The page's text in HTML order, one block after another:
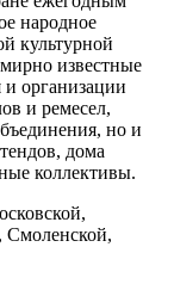
народное
культурной
известные
и организации
и ремесел,
но и
дома
коллективы.
Смоленской,